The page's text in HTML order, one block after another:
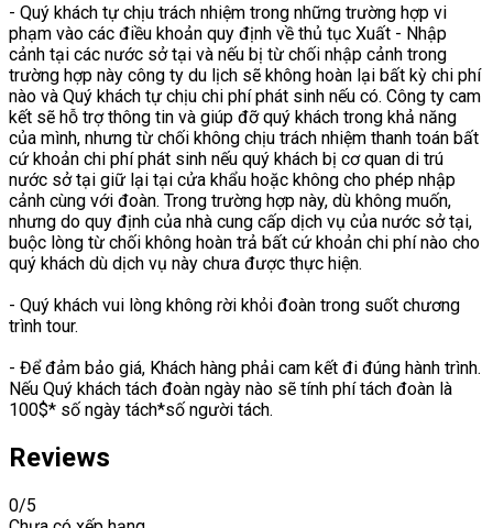
- Quý khách tự chịu trách nhiệm trong những trường hợp vi
phạm vào các điều khoản quy định về thủ tục Xuất - Nhập
cảnh tại các nước sở tại và nếu bị từ chối nhập cảnh trong
trường hợp này công ty du lịch sẽ không hoàn lại bất kỳ chi phí
nào và Quý khách tự chịu chi phí phát sinh nếu có. Công ty cam
kết sẽ hỗ trợ thông tin và giúp đỡ quý khách trong khả năng
của mình, nhưng từ chối không chịu trách nhiệm thanh toán bất
cứ khoản chi phí phát sinh nếu quý khách bị cơ quan di trú
nước sở tại giữ lại tại cửa khẩu hoặc không cho phép nhập
cảnh cùng với đoàn. Trong trường hợp này, dù không muốn,
nhưng do quy định của nhà cung cấp dịch vụ của nước sở tại,
buộc lòng từ chối không hoàn trả bất cứ khoản chi phí nào cho
quý khách dù dịch vụ này chưa được thực hiện.
- Quý khách vui lòng không rời khỏi đoàn trong suốt chương
trình tour.
- Để đảm bảo giá, Khách hàng phải cam kết đi đúng hành trình.
Nếu Quý khách tách đoàn ngày nào sẽ tính phí tách đoàn là
100$* số ngày tách*số người tách.
Reviews
0/5